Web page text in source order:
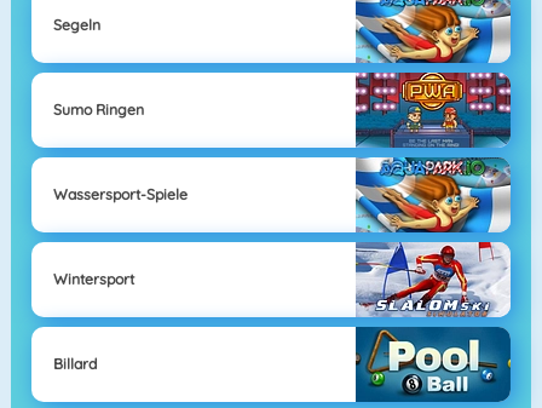
Segeln
Sumo Ringen
Wassersport-Spiele
Wintersport
Billard